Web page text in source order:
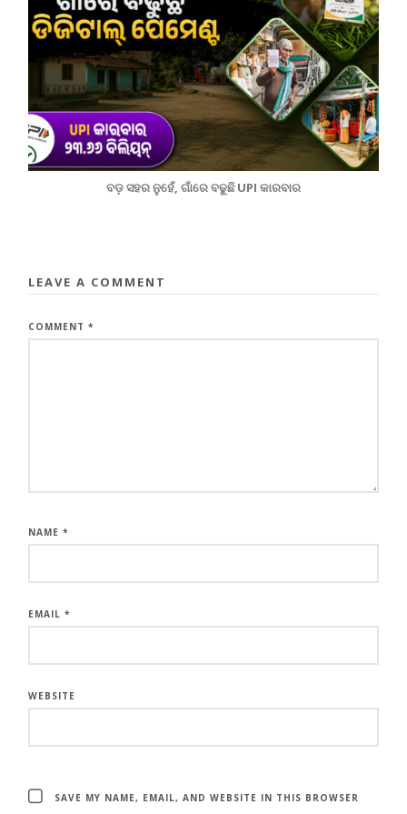
ବଡ଼ ସହର ନୁହେଁ, ଗାଁରେ ବଢୁଛି UPI କାରବାର
LEAVE A COMMENT
COMMENT*
NAME*
EMAIL*
WEBSITE
SAVE MY NAME, EMAIL, AND WEBSITE IN THIS BROWSER